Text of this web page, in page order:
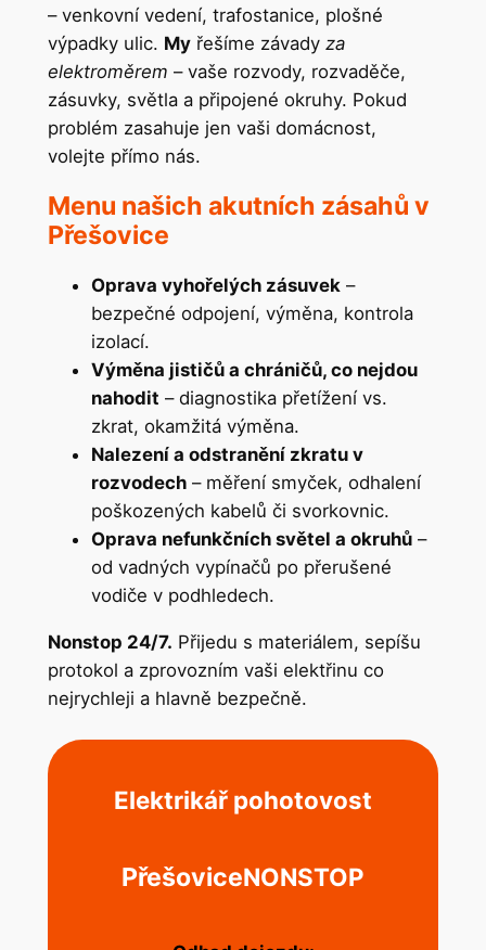
– venkovní vedení, trafostanice, plošné
výpadky ulic. Myřešíme závady za
elektroměrem – vaše rozvody, rozvaděče,
zásuvky, světla a připojené okruhy. Pokud
problém zasahuje jen vaši domácnost,
volejte přímo nás.
Menu našich akutních zásahů v
Přešovice
Oprava vyhořelých zásuvek –
bezpečné odpojení, výměna, kontrola
izolací.
Výměna jističů a chráničů, co nejdou
nahodit – diagnostika přetížení vs.
zkrat, okamžitá výměna.
Nalezení a odstranění zkratu v
rozvodech– měření smyček, odhalení
poškozených kabelů či svorkovnic.
Oprava nefunkčních světel a okruhů–
od vadných vypínačů po přerušené
vodiče v podhledech.
Nonstop 24/7. Přijedu s materiálem, sepíšu
protokol a zprovozním vaši elektřinu co
nejrychleji a hlavně bezpečně.
Elektrikář pohotovost
PřešoviceNONSTOP